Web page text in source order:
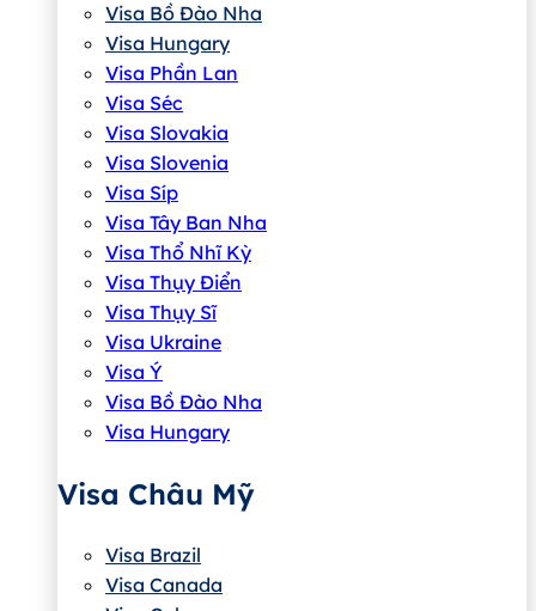
Visa Bồ Đào Nha
Visa Hungary
Visa Phần Lan
Visa Séc
Visa Slovakia
Visa Slovenia
Visa Síp
Visa Tây Ban Nha
Visa Thổ Nhĩ Kỳ
Visa Thụy Điển
Visa Thụy Sĩ
Visa Ukraine
Visa Ý
Visa Bồ Đào Nha
Visa Hungary
Visa Châu Mỹ
Visa Brazil
Visa Canada